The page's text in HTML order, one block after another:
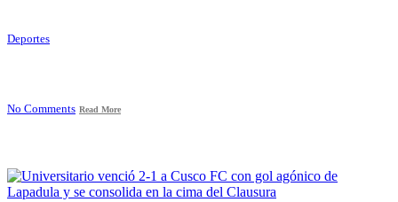
Deportes
No Comments Read More